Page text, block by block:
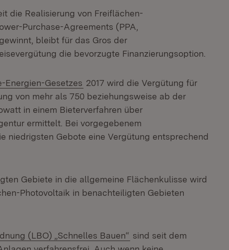
die Realisierung von Freiflächen-
Purchase-Agreements (PPA,
bleibt für das Gros der
die bevorzugte Finanzierungsoption.
Energien-Gesetzes 2017 wird die Vergütung für
von mehr als 750 beziehungsweise ab der
in einem Bieterverfahren über
ermittelt. Bei vorgegebenem
niedrigsten Gebote eine Vergütung entsprechend
Gebiete in die allgemeine Flächenkulisse wird
Photovoltaik in benachteiligten Gebieten
(LBO) „Schnelles Bauen“ (Öffnet in neuem Fenster)
sind seit dem